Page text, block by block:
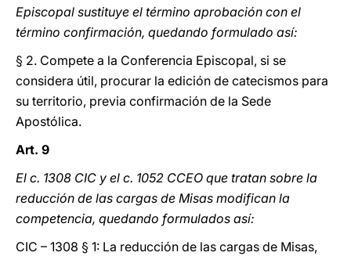
Episcopal sustituye el término aprobación con el
término confirmación, quedando formulado así:
§ 2. Compete a la Conferencia Episcopal, si se
considera útil, procurar la edición de catecismos para
su territorio, previa confirmación de la Sede
Apostólica.
Art. 9
El c. 1308 CIC y el c. 1052 CCEO que tratan sobre la
reducción de las cargas de Misas modifican la
competencia, quedando formulados así:
CIC – 1308 § 1: La reducción de las cargas de Misas,